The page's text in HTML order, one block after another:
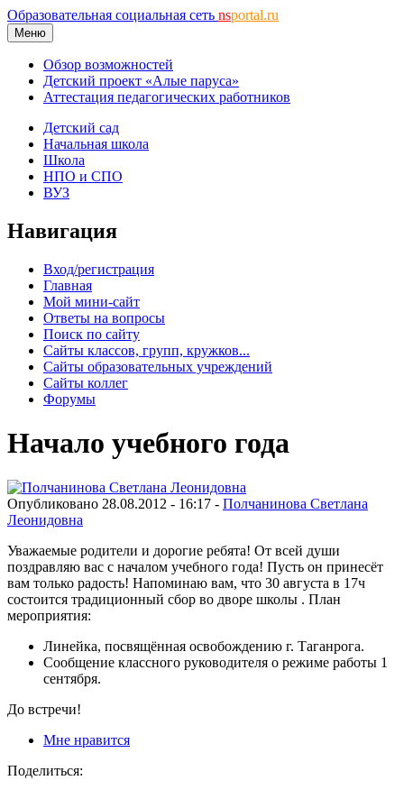
Образовательная социальная сеть nsportal.ru
Меню
Обзор возможностей
Детский проект «Алые паруса»
Аттестация педагогических работников
Детский сад
Начальная школа
Школа
НПО и СПО
ВУЗ
Навигация
Вход/регистрация
Главная
Мой мини-сайт
Ответы на вопросы
Поиск по сайту
Сайты классов, групп, кружков...
Сайты образовательных учреждений
Сайты коллег
Форумы
Начало учебного года
Опубликовано 28.08.2012 - 16:17 - Полчанинова Светлана
Леонидовна
Уважаемые родители и дорогие ребята! От всей души
поздравляю вас с началом учебного года! Пусть он принесёт
вам только радость! Напоминаю вам, что 30 августа в 17ч
состоится традиционный сбор во дворе школы . План
мероприятия:
Линейка, посвящённая освобождению г. Таганрога.
Сообщение классного руководителя о режиме работы 1
сентября.
До встречи!
Мне нравится
Поделиться: